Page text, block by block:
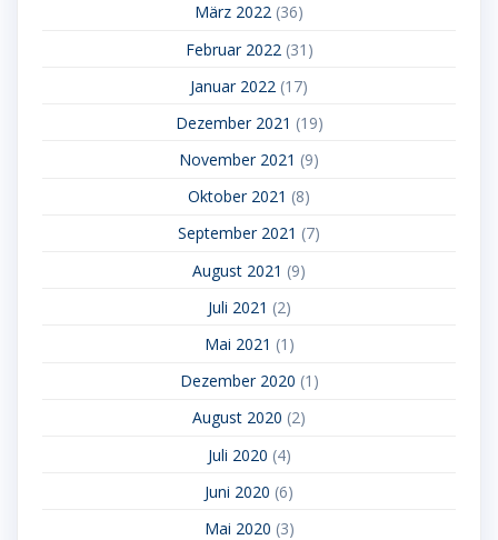
März 2022 (36)
Februar 2022 (31)
Januar 2022 (17)
Dezember 2021 (19)
November 2021 (9)
Oktober 2021 (8)
September 2021 (7)
August 2021 (9)
Juli 2021 (2)
Mai 2021 (1)
Dezember 2020 (1)
August 2020 (2)
Juli 2020 (4)
Juni 2020 (6)
Mai 2020 (3)